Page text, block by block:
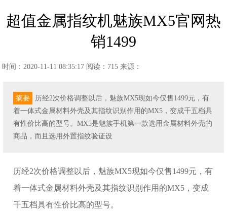
超值金属指纹机魅族MX5官网热
销1499
时间：2020-11-11 08:35:17 阅读：715 来源：
摘要
历经2次价格调整以后，魅族MX5现如今仅售1499元，有
着一体式金属材料外壳及其指纹识别作用的MX5，变成千五档具
有性价比高的型号。MX5是魅族手机第一款选用金属材料外壳的
商品，而且选用外置指纹验证设
历经2次价格调整以后，魅族MX5现如今仅售1499元，有
着一体式金属材料外壳及其指纹识别作用的MX5，变成
千五档具有性价比高的型号。